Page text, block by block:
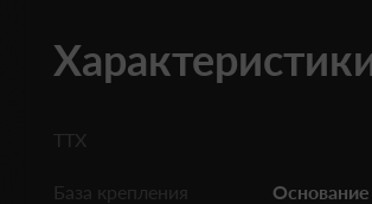
ТТХ
База крепления